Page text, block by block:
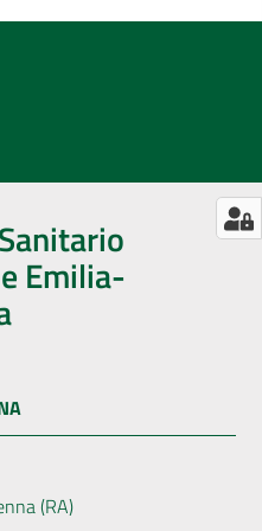
Emilia-
(RA)